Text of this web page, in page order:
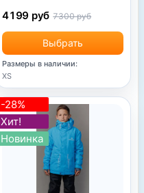
Выбрать
4199 руб 7300 руб
Размеры в наличии:
XS
-28%
Хит!
Новинка